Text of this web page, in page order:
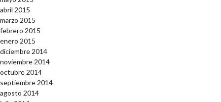
abril 2015
marzo 2015
febrero 2015
enero 2015
diciembre 2014
noviembre 2014
octubre 2014
septiembre 2014
agosto 2014